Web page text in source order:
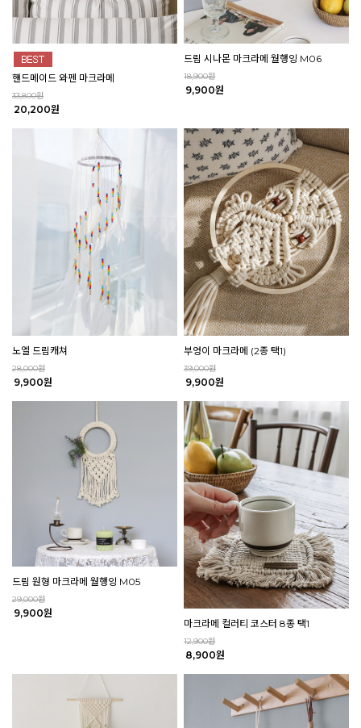
핸드메이드 와펜 마크라메
33,800원
20,200원
드림 시나몬 마크라메 월행잉 M06
18,900원
9,900원
노엘 드림캐쳐
28,000원
9,900원
부엉이 마크라메 (2종 택1)
39,000원
9,900원
드림 원형 마크라메 월행잉 M05
29,000원
9,900원
마크라메 컬러티 코스터 8종 택1
12,900원
8,900원